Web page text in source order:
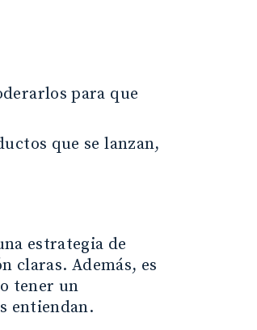
para que
que se lanzan,
estrategia de
claras. Además, es
tener un
entiendan.